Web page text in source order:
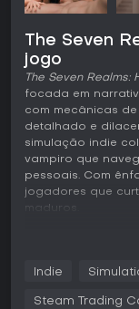
The Seven
jogo
The Seven Realms:
focada em
com mecânicas
detalhado e
simulação indie
vampiro que
pessoais. Com
jogadores que
maduros.
textos interativos
história. Você
Indie
Steam Trading